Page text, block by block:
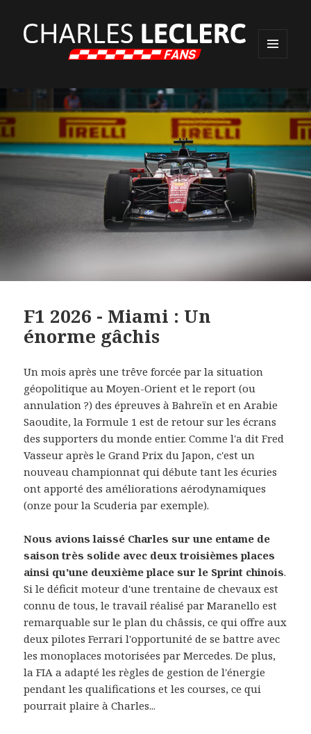
F1 2026 - Miami : Un
énorme gâchis
Un mois après une trêve forcée par la situation
géopolitique au Moyen-Orient et le report (ou
annulation ?) des épreuves à Bahreïn et en Arabie
Saoudite, la Formule 1 est de retour sur les écrans
des supporters du monde entier. Comme l'a dit Fred
Vasseur après le Grand Prix du Japon, c'est un
nouveau championnat qui débute tant les écuries
ont apporté des améliorations aérodynamiques
(onze pour la Scuderia par exemple).
Nous avions laissé Charles sur une entame de
saison très solide avec deux troisièmes places
ainsi qu'une deuxième place sur le Sprint chinois.
Si le déficit moteur d'une trentaine de chevaux est
connu de tous, le travail réalisé par Maranello est
remarquable sur le plan du châssis, ce qui offre aux
deux pilotes Ferrari l'opportunité de se battre avec
les monoplaces motorisées par Mercedes. De plus,
la FIA a adapté les règles de gestion de l'énergie
pendant les qualifications et les courses, ce qui
pourrait plaire à Charles...